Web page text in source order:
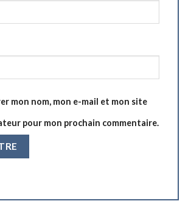
mon nom, mon e-mail et mon site
pour mon prochain commentaire.